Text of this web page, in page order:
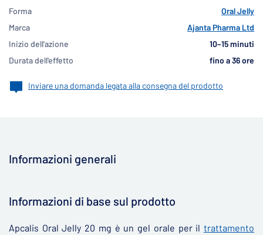
Forma
Oral Jelly
Marca
Ajanta Pharma Ltd
Inizio dell'azione
10–15 minuti
Durata dell'effetto
fino a 36 ore
Inviare una domanda legata alla consegna del prodotto
Informazioni generali
▶
Informazioni di base sul prodotto
Apcalis Oral Jelly 20 mg è un gel orale per il trattamento